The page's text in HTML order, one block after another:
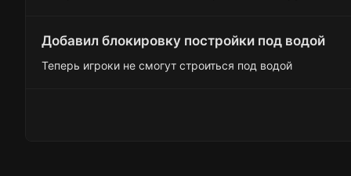
Добавил блокировку постройки под водой
Теперь игроки не смогут строиться под водой